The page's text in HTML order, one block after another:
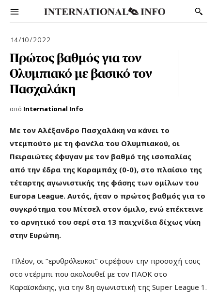
14/10/2022
Πρώτος βαθμός για τον
Ολυμπιακό με βασικό τον
Πασχαλάκη
από International Info
Με τον Αλέξανδρο Πασχαλάκη να κάνει το
ντεμπούτο με τη φανέλα του Ολυμπιακού, οι
Πειραιώτες έφυγαν με τον βαθμό της ισοπαλίας
από την έδρα της Καραμπάχ (0-0), στο πλαίσιο της
τέταρτης αγωνιστικής της φάσης των ομίλων του
Europa League. Αυτός, ήταν ο πρώτος βαθμός για το
συγκρότημα του Μίτσελ στον όμιλο, ενώ επέκτεινε
το αρνητικό του σερί στα 13 παιχνίδια δίχως νίκη
στην Ευρώπη.
Πλέον, οι ‘’ερυθρόλευκοι’’ στρέφουν την προσοχή τους
στο ντέρμπι που ακολουθεί με τον ΠΑΟΚ στο
Καραϊσκάκης, για την 8η αγωνιστική της Super League 1.